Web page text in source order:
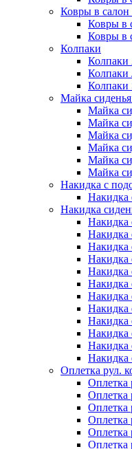
Ковры в
Ковры в
Ковры в
Колпаки
Колпаки
Колпаки
Колпаки
Майка сиденья
Майка
Майка
Майка
Майка
Майка
Майка
Накидка с
Накидка
Накидка
Накидка
Накидка
Накидка
Накидка
Накидка
Накидка
Накидка
Накидка
Накидка
Накидка
Накидка
Накидка
Оплетка рул.
Оплетка
Оплетка
Оплетка
Оплетка
Оплетка
Оплетка